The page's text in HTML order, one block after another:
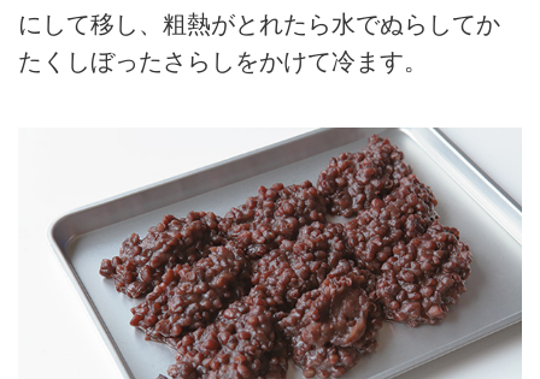
にして移し、粗熱がとれたら水でぬらしてか
たくしぼったさらしをかけて冷ます。